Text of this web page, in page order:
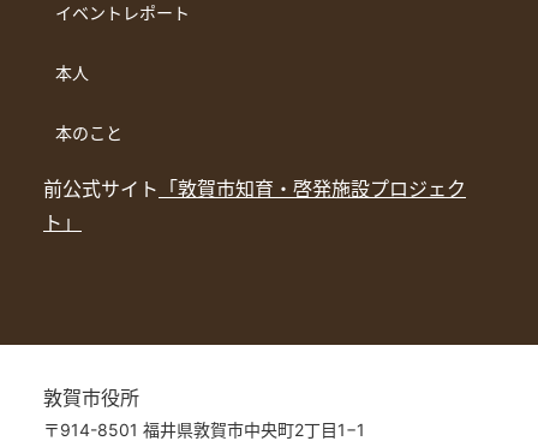
イベントレポート
本人
本のこと
前公式サイト 「敦賀市知育・啓発施設プロジェク
ト」
敦賀市役所
〒914-8501 福井県敦賀市中央町2丁目1−1